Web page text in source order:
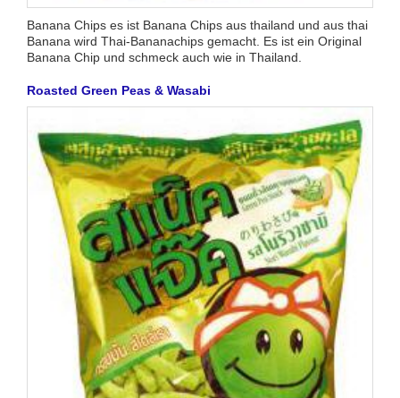
Banana Chips es ist Banana Chips aus thailand und aus thai
Banana wird Thai-Bananachips gemacht. Es ist ein Original
Banana Chip und schmeck auch wie in Thailand.
Roasted Green Peas & Wasabi